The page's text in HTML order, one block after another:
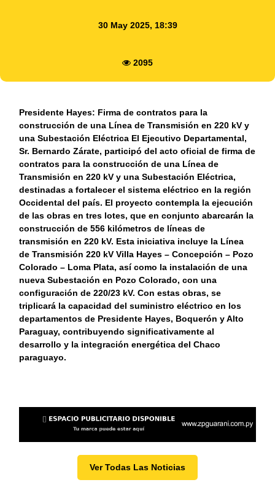
30 May 2025, 18:39
2095
Presidente Hayes: Firma de contratos para la
construcción de una Línea de Transmisión en 220 kV y
una Subestación Eléctrica El Ejecutivo Departamental,
Sr. Bernardo Zárate, participó del acto oficial de firma de
contratos para la construcción de una Línea de
Transmisión en 220 kV y una Subestación Eléctrica,
destinadas a fortalecer el sistema eléctrico en la región
Occidental del país. El proyecto contempla la ejecución
de las obras en tres lotes, que en conjunto abarcarán la
construcción de 556 kilómetros de líneas de
transmisión en 220 kV. Esta iniciativa incluye la Línea
de Transmisión 220 kV Villa Hayes – Concepción – Pozo
Colorado – Loma Plata, así como la instalación de una
nueva Subestación en Pozo Colorado, con una
configuración de 220/23 kV. Con estas obras, se
triplicará la capacidad del suministro eléctrico en los
departamentos de Presidente Hayes, Boquerón y Alto
Paraguay, contribuyendo significativamente al
desarrollo y la integración energética del Chaco
paraguayo.
Ver Todas Las Noticias